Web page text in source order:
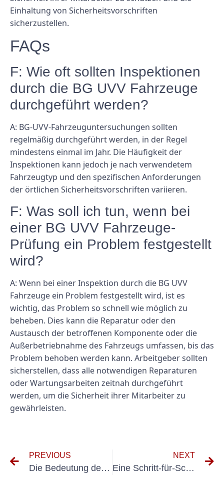
Einhaltung von Sicherheitsvorschriften
sicherzustellen.
FAQs
F: Wie oft sollten Inspektionen
durch die BG UVV Fahrzeuge
durchgeführt werden?
A: BG-UVV-Fahrzeuguntersuchungen sollten
regelmäßig durchgeführt werden, in der Regel
mindestens einmal im Jahr. Die Häufigkeit der
Inspektionen kann jedoch je nach verwendetem
Fahrzeugtyp und den spezifischen Anforderungen
der örtlichen Sicherheitsvorschriften variieren.
F: Was soll ich tun, wenn bei
einer BG UVV Fahrzeuge-
Prüfung ein Problem festgestellt
wird?
A: Wenn bei einer Inspektion durch die BG UVV
Fahrzeuge ein Problem festgestellt wird, ist es
wichtig, das Problem so schnell wie möglich zu
beheben. Dies kann die Reparatur oder den
Austausch der betroffenen Komponente oder die
Außerbetriebnahme des Fahrzeugs umfassen, bis das
Problem behoben werden kann. Arbeitgeber sollten
sicherstellen, dass alle notwendigen Reparaturen
oder Wartungsarbeiten zeitnah durchgeführt
werden, um die Sicherheit ihrer Mitarbeiter zu
gewährleisten.
PREVIOUS
Die Bedeutung der elektrischen Erstprüfung für die Gewährleistung der elektrischen Sicherheit
NEXT
Eine Schritt-für-Schritt-Anleitung zum Testen von Netzteilen nach DGUV V3-Standards